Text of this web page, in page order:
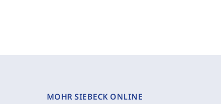
MOHR SIEBECK ONLINE